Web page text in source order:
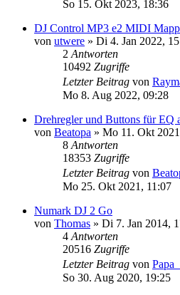
So 15. Okt 2023, 18:36
DJ Control MP3 e2 MIDI
von utwere » Di 4. Jan 2022,
2 Antworten
10492 Zugriffe
Letzter Beitrag von
Mo 8. Aug 2022, 09:28
Drehregler und Buttons für EQ
von Beatopa » Mo 11. Okt
8 Antworten
18353 Zugriffe
Letzter Beitrag von
Mo 25. Okt 2021, 11:07
Numark DJ 2 Go
von Thomas » Di 7. Jan 2014,
4 Antworten
20516 Zugriffe
Letzter Beitrag von
So 30. Aug 2020, 19:25